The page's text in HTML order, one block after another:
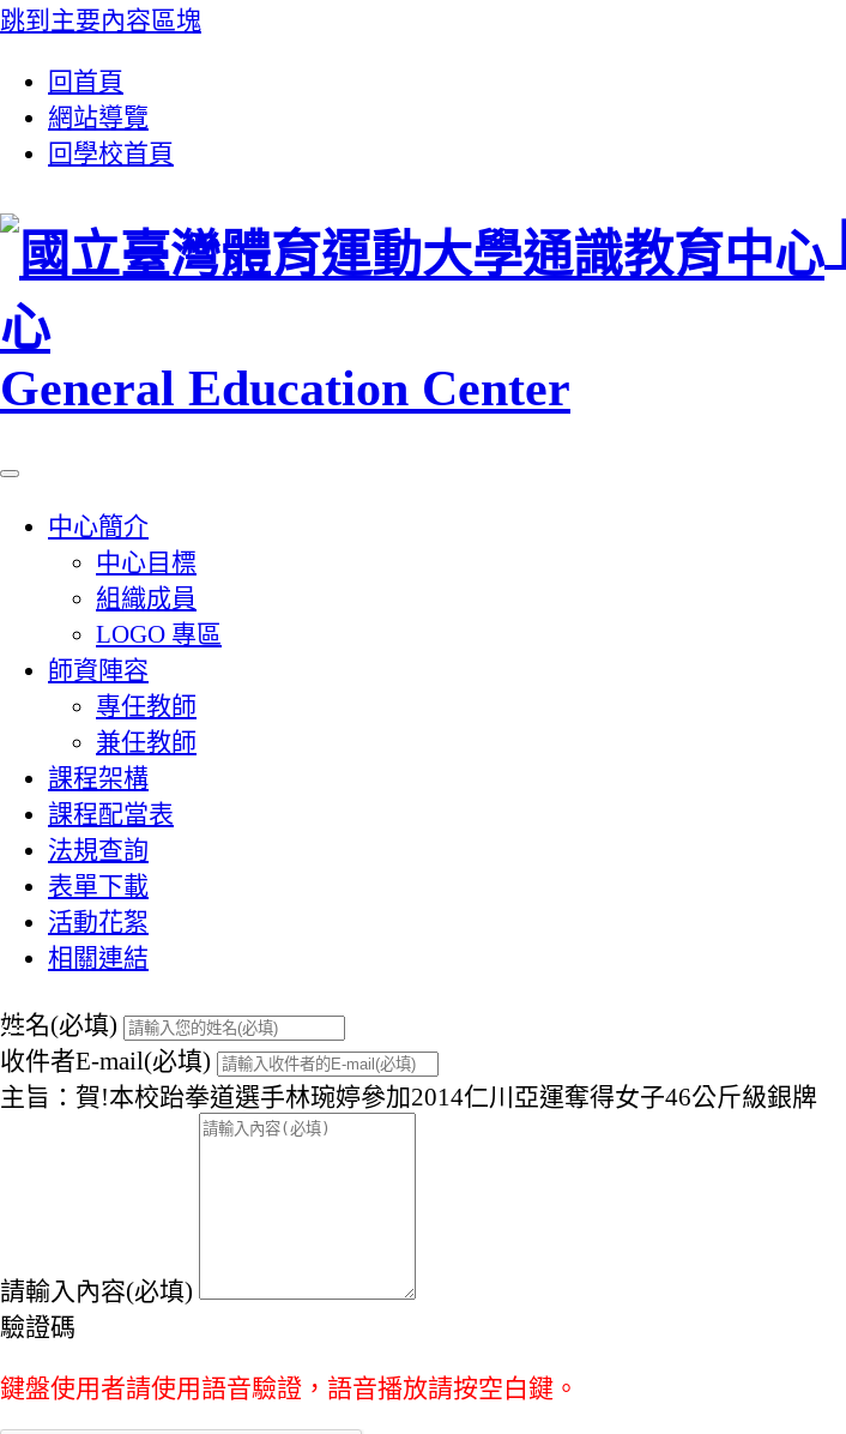
跳到主要內容區塊
回首頁
網站導覽
回學校首頁
心
General Education Center
中心簡介
中心目標
組織成員
LOGO 專區
師資陣容
專任教師
兼任教師
課程架構
課程配當表
法規查詢
表單下載
活動花絮
相關連結
:::
姓名(必填)
收件者E-mail(必填)
主旨：賀!本校跆拳道選手林琬婷參加2014仁川亞運奪得女子46公斤級銀牌
請輸入內容(必填)
驗證碼
鍵盤使用者請使用語音驗證，語音播放請按空白鍵。